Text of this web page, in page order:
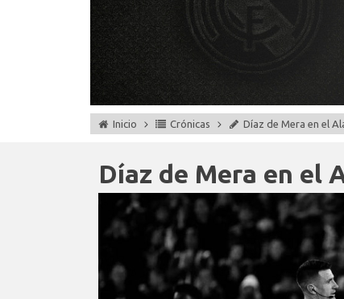
Inicio Crónicas Díaz de Mera en el
Díaz de Mera en el